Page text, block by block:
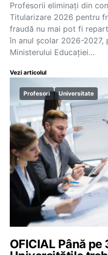
Profesorii eliminați din
Titularizare 2026 pentru
fraudă nu mai pot fi
în anul școlar 2026-
Ministerului Educației…
Vezi articolul
Profesori Universitate
OFICIAL Până pe